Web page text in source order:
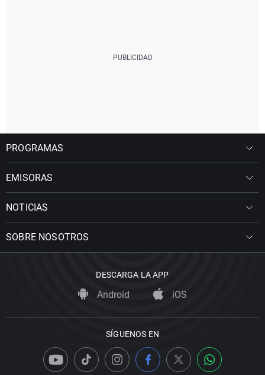
PROGRAMAS
EMISORAS
NOTICIAS
SOBRE NOSOTROS
DESCARGA LA APP
Android iOS
SÍGUENOS EN